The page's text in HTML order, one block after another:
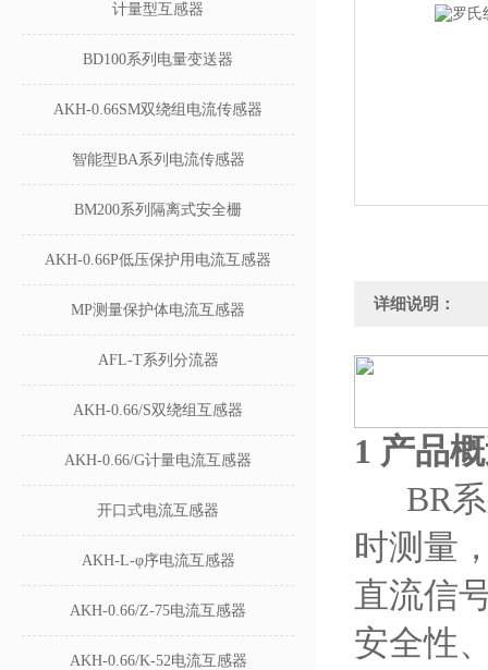
计量型互感器
BD100系列电量变送器
AKH-0.66SM双绕组电流传感器
智能型BA系列电流传感器
BM200系列隔离式安全栅
AKH-0.66P低压保护用电流互感器
MP测量保护体电流互感器
AFL-T系列分流器
AKH-0.66/S双绕组互感器
AKH-0.66/G计量电流互感器
开口式电流互感器
AKH-L-φ序电流互感器
AKH-0.66/Z-75电流互感器
AKH-0.66/K-52电流互感器
详细说明：
1 产品
BR系
时测量
直流信
安全性